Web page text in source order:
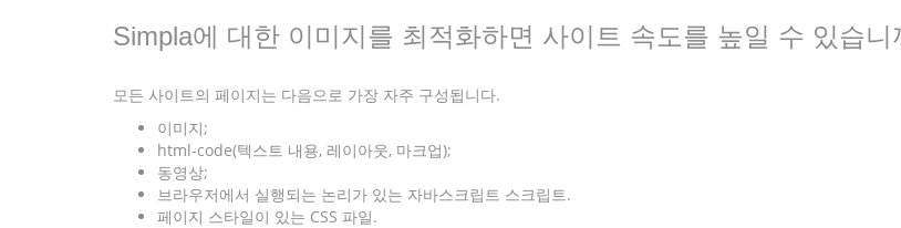
Simpla에 대한 이미지를 최적화하면 사이트 속도를 높일 수 있습니
모든 사이트의 페이지는 다음으로 가장 자주 구성됩니다.
이미지;
html-code(텍스트 내용, 레이아웃, 마크업);
동영상;
브라우저에서 실행되는 논리가 있는 자바스크립트 스크립트.
페이지 스타일이 있는 CSS 파일.